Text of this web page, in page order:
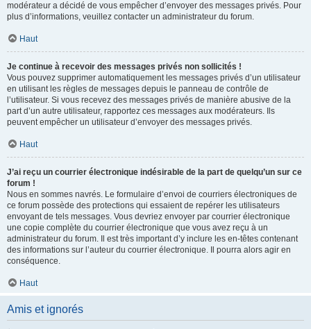
modérateur a décidé de vous empêcher d’envoyer des messages privés. Pour
plus d’informations, veuillez contacter un administrateur du forum.
Haut
Je continue à recevoir des messages privés non sollicités !
Vous pouvez supprimer automatiquement les messages privés d’un utilisateur
en utilisant les règles de messages depuis le panneau de contrôle de
l’utilisateur. Si vous recevez des messages privés de manière abusive de la
part d’un autre utilisateur, rapportez ces messages aux modérateurs. Ils
peuvent empêcher un utilisateur d’envoyer des messages privés.
Haut
J’ai reçu un courrier électronique indésirable de la part de quelqu’un sur ce
forum !
Nous en sommes navrés. Le formulaire d’envoi de courriers électroniques de
ce forum possède des protections qui essaient de repérer les utilisateurs
envoyant de tels messages. Vous devriez envoyer par courrier électronique
une copie complète du courrier électronique que vous avez reçu à un
administrateur du forum. Il est très important d’y inclure les en-têtes contenant
des informations sur l’auteur du courrier électronique. Il pourra alors agir en
conséquence.
Haut
Amis et ignorés